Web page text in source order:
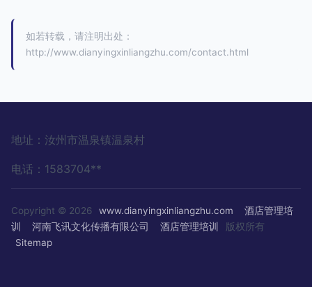
如若转载，请注明出处：
http://www.dianyingxinliangzhu.com/contact.html
地址：汝州市温泉镇温泉村
电话：1583704**
Copyright © 2026 www.dianyingxinliangzhu.com
酒店管理培
训
河南飞讯文化传播有限公司 酒店管理培训
版权所有
Sitemap